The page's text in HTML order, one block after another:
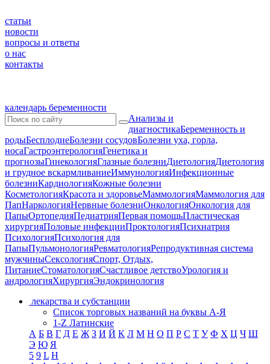
статьи
новости
вопросы и ответы
о нас
контакты
календарь беременности
Анализы и
диагностикаБеременность и
родыБесплодиеБолезни сосудовБолезни уха, горла,
носаГастроэнтерологияГенетика и
прогнозыГинекологияГлазные болезниДиетологияДиетология
и грудное вскармливаниеИммунологияИнфекционные
болезниКардиологияКожные болезни
КосметологияКрасота и здоровьеМаммологияМаммология для
ПапНаркологияНервные болезниОнкологияОнкология для
ПапыОртопедияПедиатрияПервая помощьПластическая
хирургияПоловые инфекцииПроктологияПсихиатрия
ПсихологияПсихология для
ПапыПульмонологияРевматологияРепродуктивная система
мужчиныСексологияСпорт, Отдых,
ПитаниеСтоматологияСчастливое детствоУрология и
андрологияХирургияЭндокринология
лекарства и субстанции
Список торговых названий на буквы А-Я
1-Z Латинские
А Б В Г Д Е Ж З И Й К Л М Н О П Р С Т У Ф Х Ц Ч Ш
Э Ю Я
5 9 L H